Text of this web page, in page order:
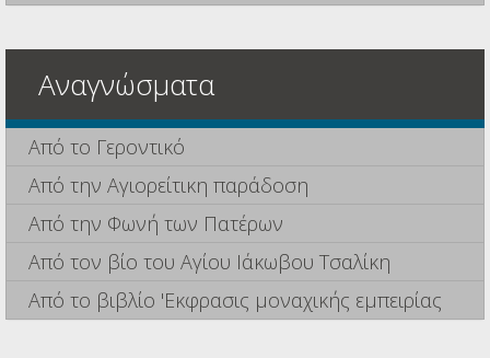
Αναγνώσματα
Από το Γεροντικό
Από την Αγιορείτικη παράδοση
Από την Φωνή των Πατέρων
Από τον βίο του Αγίου Ιάκωβου Τσαλίκη
Από το βιβλίο 'Εκφρασις μοναχικής εμπειρίας